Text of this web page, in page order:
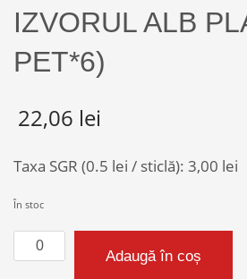
IZVORUL ALB
PET*6)
22,06 lei
Taxa SGR (0.5 lei / sticlă): 3,00 lei
În stoc
Cantitate
IZVORUL
Adaugă în coș